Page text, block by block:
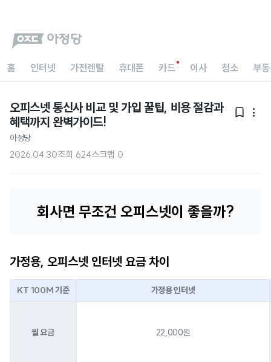
홈 인터넷 가전렌탈 휴대폰 카드 이사 청소 부
오피스넷 통신사 비교 및 가입 꿀팁, 비용 절감과
혜택까지 완벽가이드!
 
아정당
2026.04.30조회 624스크랩 0
회사면 무조건 오피스넷이 좋을까?
가정용, 오피스넷 인터넷 요금 차이
KT 100M 기준 가정용 인터넷
월 요금 22,000원